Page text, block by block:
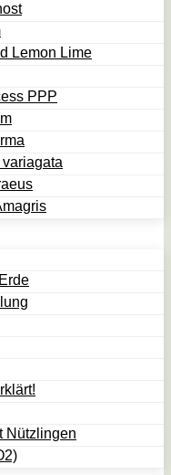
Lemon Lime
PPP
Nützlingen